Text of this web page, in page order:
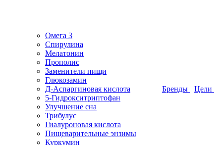
Омега 3
Спирулина
Мелатонин
Прополис
Заменители пищи
Глюкозамин
Д-Аспаргиновая кислота
5-Гидрокситриптофан
Улучшение сна
Трибулус
Гиалуроновая кислота
Пищеварительные энзимы
Куркумин
Бренды Цели